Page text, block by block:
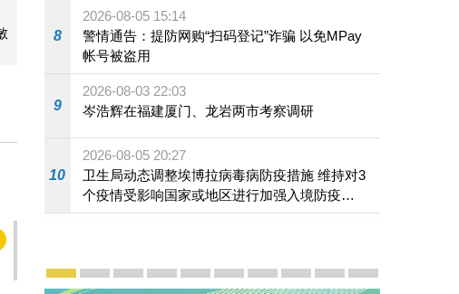
8
2026-08-05 15:14
警情通告：提防网购“扫码登记”诈骗 以免MPay
帐号被盗用
9
2026-08-03 22:03
岑浩辉在福建厦门、龙岩两市考察调研
10
2026-08-05 20:27
卫生局动态调整埃博拉病毒病防疫措施 维持对3
个疫情受影响国家或地区进行加强入境防疫措
施
宣传及推广
赓续中葡传统友谊 续写“一国两制”新篇章 — 澳门“一国
澳门名片集
行政长官岑浩辉11月18日发表2026年施政报
施政特写澳门特别行政区经济和社会发展第
横琴粤澳深度合作区专题网站
施政小讲堂
走进澳门澳门相簿2020
《澳门微视